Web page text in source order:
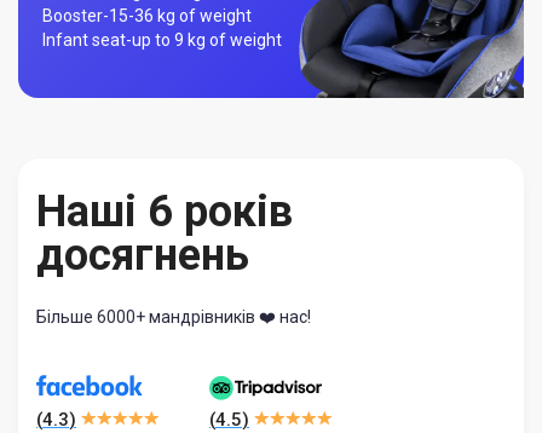
Booster-15-36 kg of weight
Infant seat-up to 9 kg of weight
Наші 6 років
досягнень
Більше 6000+ мандрівників ❤️ нас!
(4.3) (4.5)